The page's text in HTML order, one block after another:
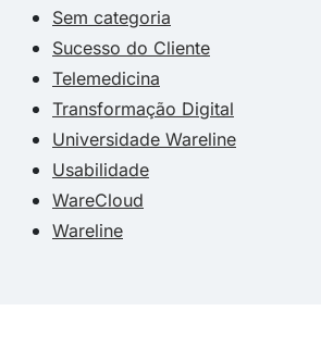
Sem categoria
Sucesso do Cliente
Telemedicina
Transformação Digital
Universidade Wareline
Usabilidade
WareCloud
Wareline